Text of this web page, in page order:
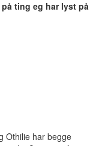
ting eg har lyst på
Othilie har begge